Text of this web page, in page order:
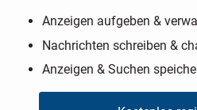
Anzeigen aufgeben &
Nachrichten schreiben &
Anzeigen & Suchen